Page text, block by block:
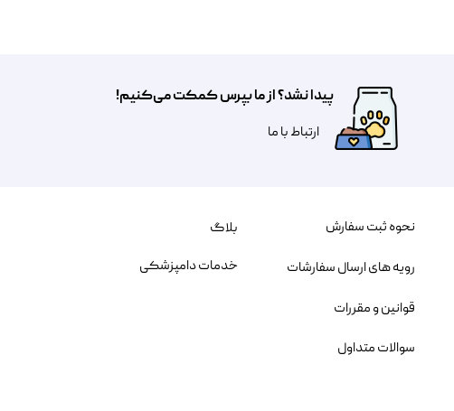
پیدا نشد؟ از ما بپرس کمکت می‌کنیم!
​​​ارتباط با ما
نحوه ثبت سفارش
رویه های ارسال سفارشات
قوانین و مقررات
سوالات متداول
بلاگ
خدمات دامپزشکی